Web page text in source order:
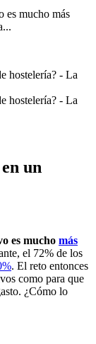
es mucho más
un
es mucho más
el 72% de los
. El reto entonces
como para que
¿Cómo lo